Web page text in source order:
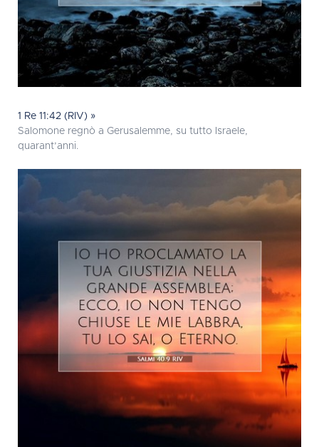
1 Re 11:42 (RIV) »
Salomone regnò a Gerusalemme, su tutto Israele,
quarant’anni.